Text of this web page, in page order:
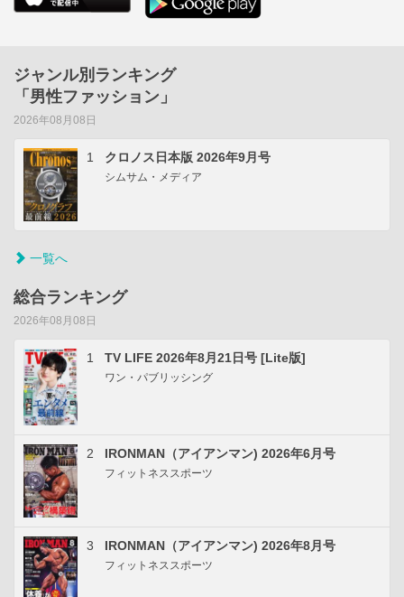
ジャンル別ランキング
「男性ファッション」
2026年08月08日
1 クロノス日本版 2026年9月号
シムサム・メディア
一覧へ
総合ランキング
2026年08月08日
1 TV LIFE 2026年8月21日号 [Lite版]
ワン・パブリッシング
2 IRONMAN（アイアンマン) 2026年6月号
フィットネススポーツ
3 IRONMAN（アイアンマン) 2026年8月号
フィットネススポーツ